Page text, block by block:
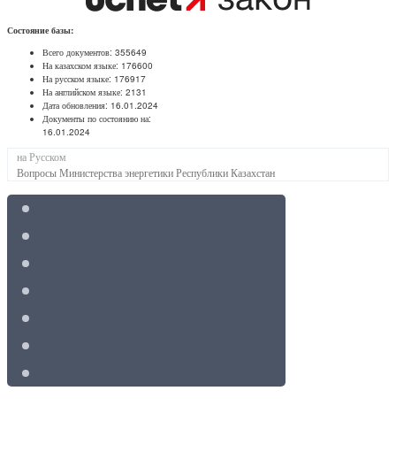
Состояние базы:
Всего документов: 355649
На казахском языке: 176600
На русском языке: 176917
На английском языке: 2131
Дата обновления: 16.01.2024
Документы по состоянию на:
16.01.2024
на Русском
Вопросы Министерства энергетики Республики Казахстан